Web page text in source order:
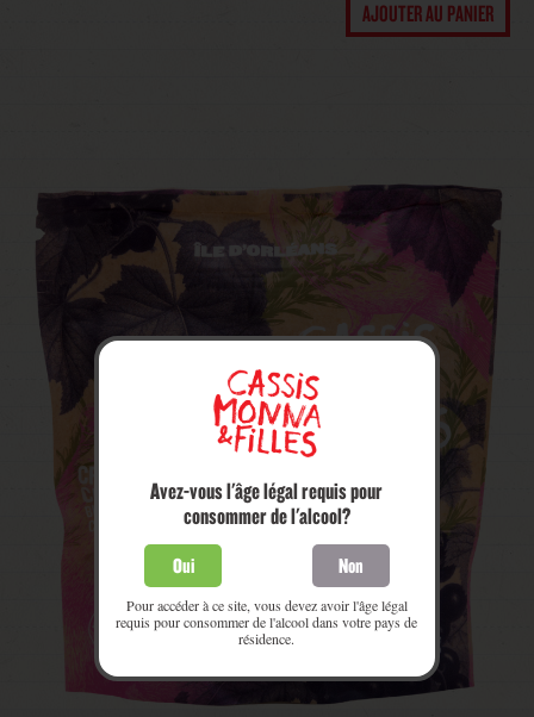
Avez-vous l'âge légal requis pour
consommer de l'alcool?
Oui Non
Pour accéder à ce site, vous devez avoir l'âge légal
requis pour consommer de l'alcool dans votre pays de
résidence.